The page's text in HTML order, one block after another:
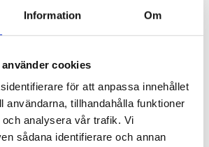
Information Om
cookies
för att anpassa innehållet
användarna, tillhandahålla funktioner
analysera vår trafik. Vi
sådana identifierare och annan